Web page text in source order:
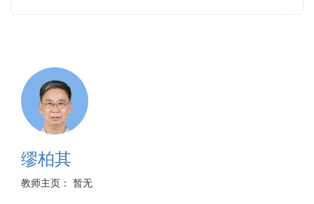
缪柏其
教师主页： 暂无